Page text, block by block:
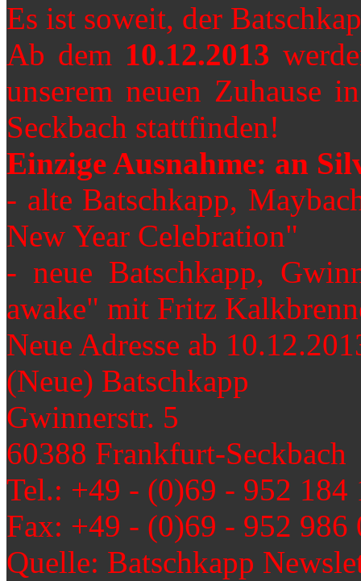
Es ist soweit, der
Ab dem 10.12.2013
unserem neuen Zuhause
Seckbach stattfinden!
Einzige Ausnahme: an
- alte Batschkapp,
New Year Celebration"
- neue Batschkapp,
awake" mit Fritz
Neue Adresse ab
(Neue) Batschkapp
Gwinnerstr. 5
60388 Frankfurt-Seckbach
Tel.: +49 - (0)69 - 952 184
Fax: +49 - (0)69 - 952 986
Quelle: Batschkapp